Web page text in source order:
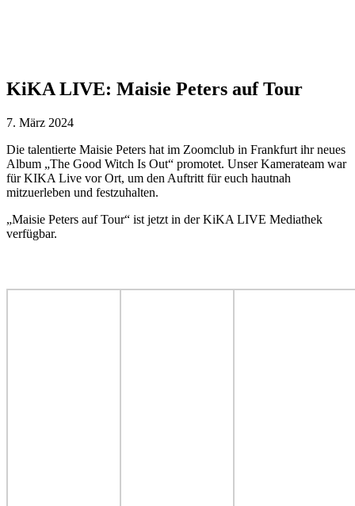
KiKA LIVE: Maisie Peters auf Tour
7. März 2024
Die talentierte Maisie Peters hat im Zoomclub in Frankfurt ihr neues
Album „The Good Witch Is Out“ promotet. Unser Kamerateam war
für KIKA Live vor Ort, um den Auftritt für euch hautnah
mitzuerleben und festzuhalten.
„Maisie Peters auf Tour“ ist jetzt in der KiKA LIVE Mediathek
verfügbar.